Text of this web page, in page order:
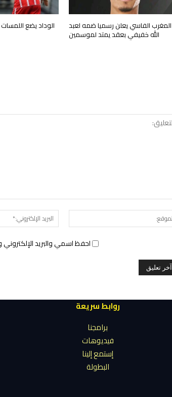
المغرب الفاسي يعلن رسميا ضمه لعبد
الله خفيفي بعقد يمتد لموسمين
الوداد يضع
الموقع:
احفظ اسمي والبريد
روابط سريعة
برامجنا
فيديوهات
إستمع إلينا
البطولة